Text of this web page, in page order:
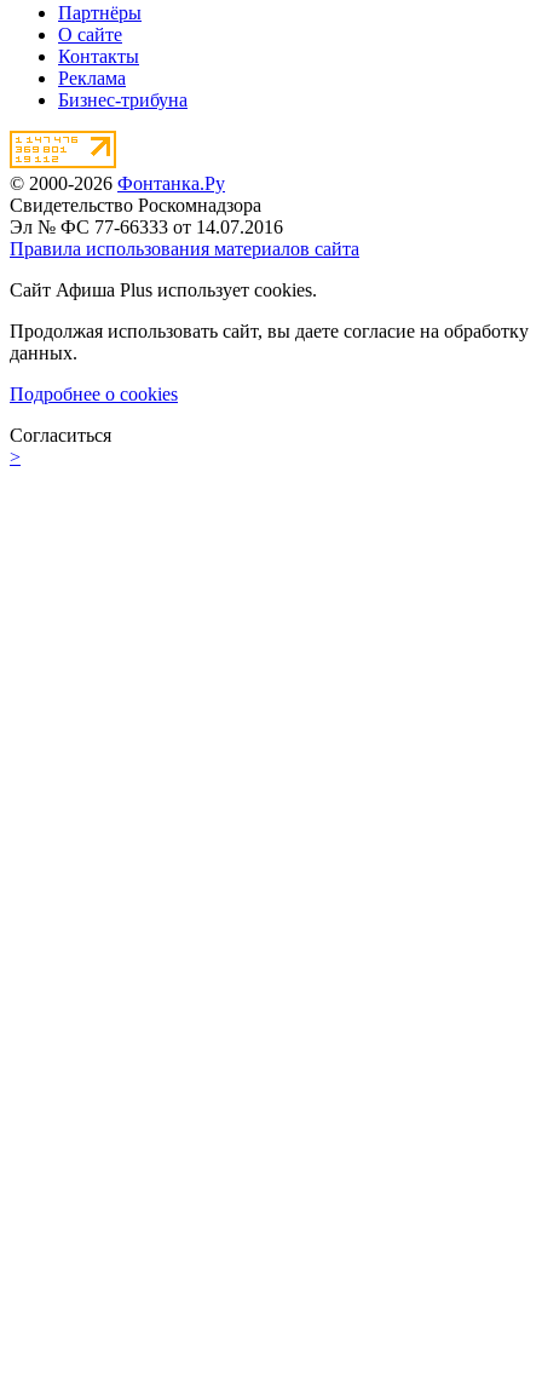
Партнёры
О сайте
Контакты
Реклама
Бизнес-трибуна
© 2000-2026 Фонтанка.Ру
Свидетельство Роскомнадзора
Эл № ФС 77-66333 от 14.07.2016
Правила использования материалов сайта
Сайт Афиша Plus использует cookies.
Продолжая использовать сайт, вы даете согласие на обработку
данных.
Подробнее о cookies
Согласиться
>